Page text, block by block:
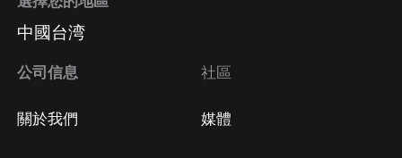
中國台湾
公司信息
關於我們
社區
媒體